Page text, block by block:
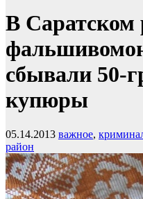
В Саратском
сбывали 50-
купюры
05.14.2013 важное,
район